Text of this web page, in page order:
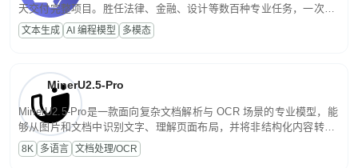
天交付完整项目。胜任法律、金融、设计等数百种专业任务，一次对
话端到端交付生产级成果。原生视觉理解贯穿规划、执行与验证全流
程，支持超长文档与长视频的深度语义解析。长程任务中自主规划与
文本生成 AI 编程模型 多模态
MinerU2.5-Pro
MinerU2.5-Pro是一款面向复杂文档解析与 OCR 场景的专业模型，能
够从图片和文档中识别文字、理解页面布局，并将非结构化内容转换
为便于存储、检索和二次处理的结构化结果。
8K 多语言 文档处理/OCR